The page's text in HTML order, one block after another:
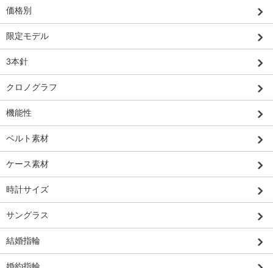
価格別
限定モデル
3本針
クロノグラフ
機能性
ベルト素材
ケース素材
時計サイズ
サングラス
結婚指輪